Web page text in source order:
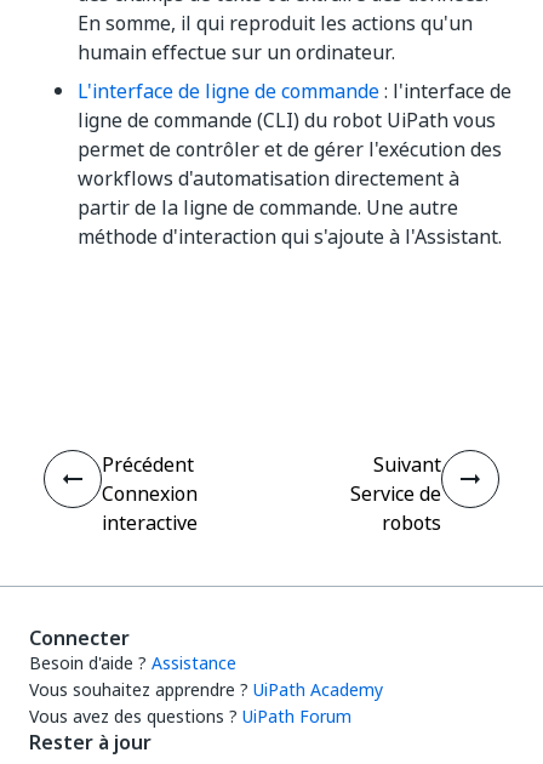
En somme, il qui reproduit les actions qu'un
humain effectue sur un ordinateur.
L'interface de ligne de commande: l'interface de
ligne de commande (CLI) du robot UiPath vous
permet de contrôler et de gérer l'exécution des
workflows d'automatisation directement à
partir de la ligne de commande. Une autre
méthode d'interaction qui s'ajoute à l'Assistant.
Précédent
Connexion
interactive
Suivant
Service de
robots
Connecter
Besoin d'aide ? Assistance
Vous souhaitez apprendre ? UiPath Academy
Vous avez des questions ? UiPath Forum
Rester à jour